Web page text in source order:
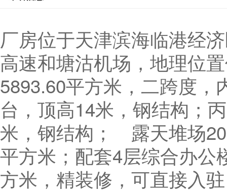
厂房位于天津滨海临港经
高速和塘沽机场，地理位
5893.60平方米，二跨度，
台，顶高14米，钢结构；
米，钢结构； 露天堆场
平方米；配套4层综合办公
方米，精装修，可直接入